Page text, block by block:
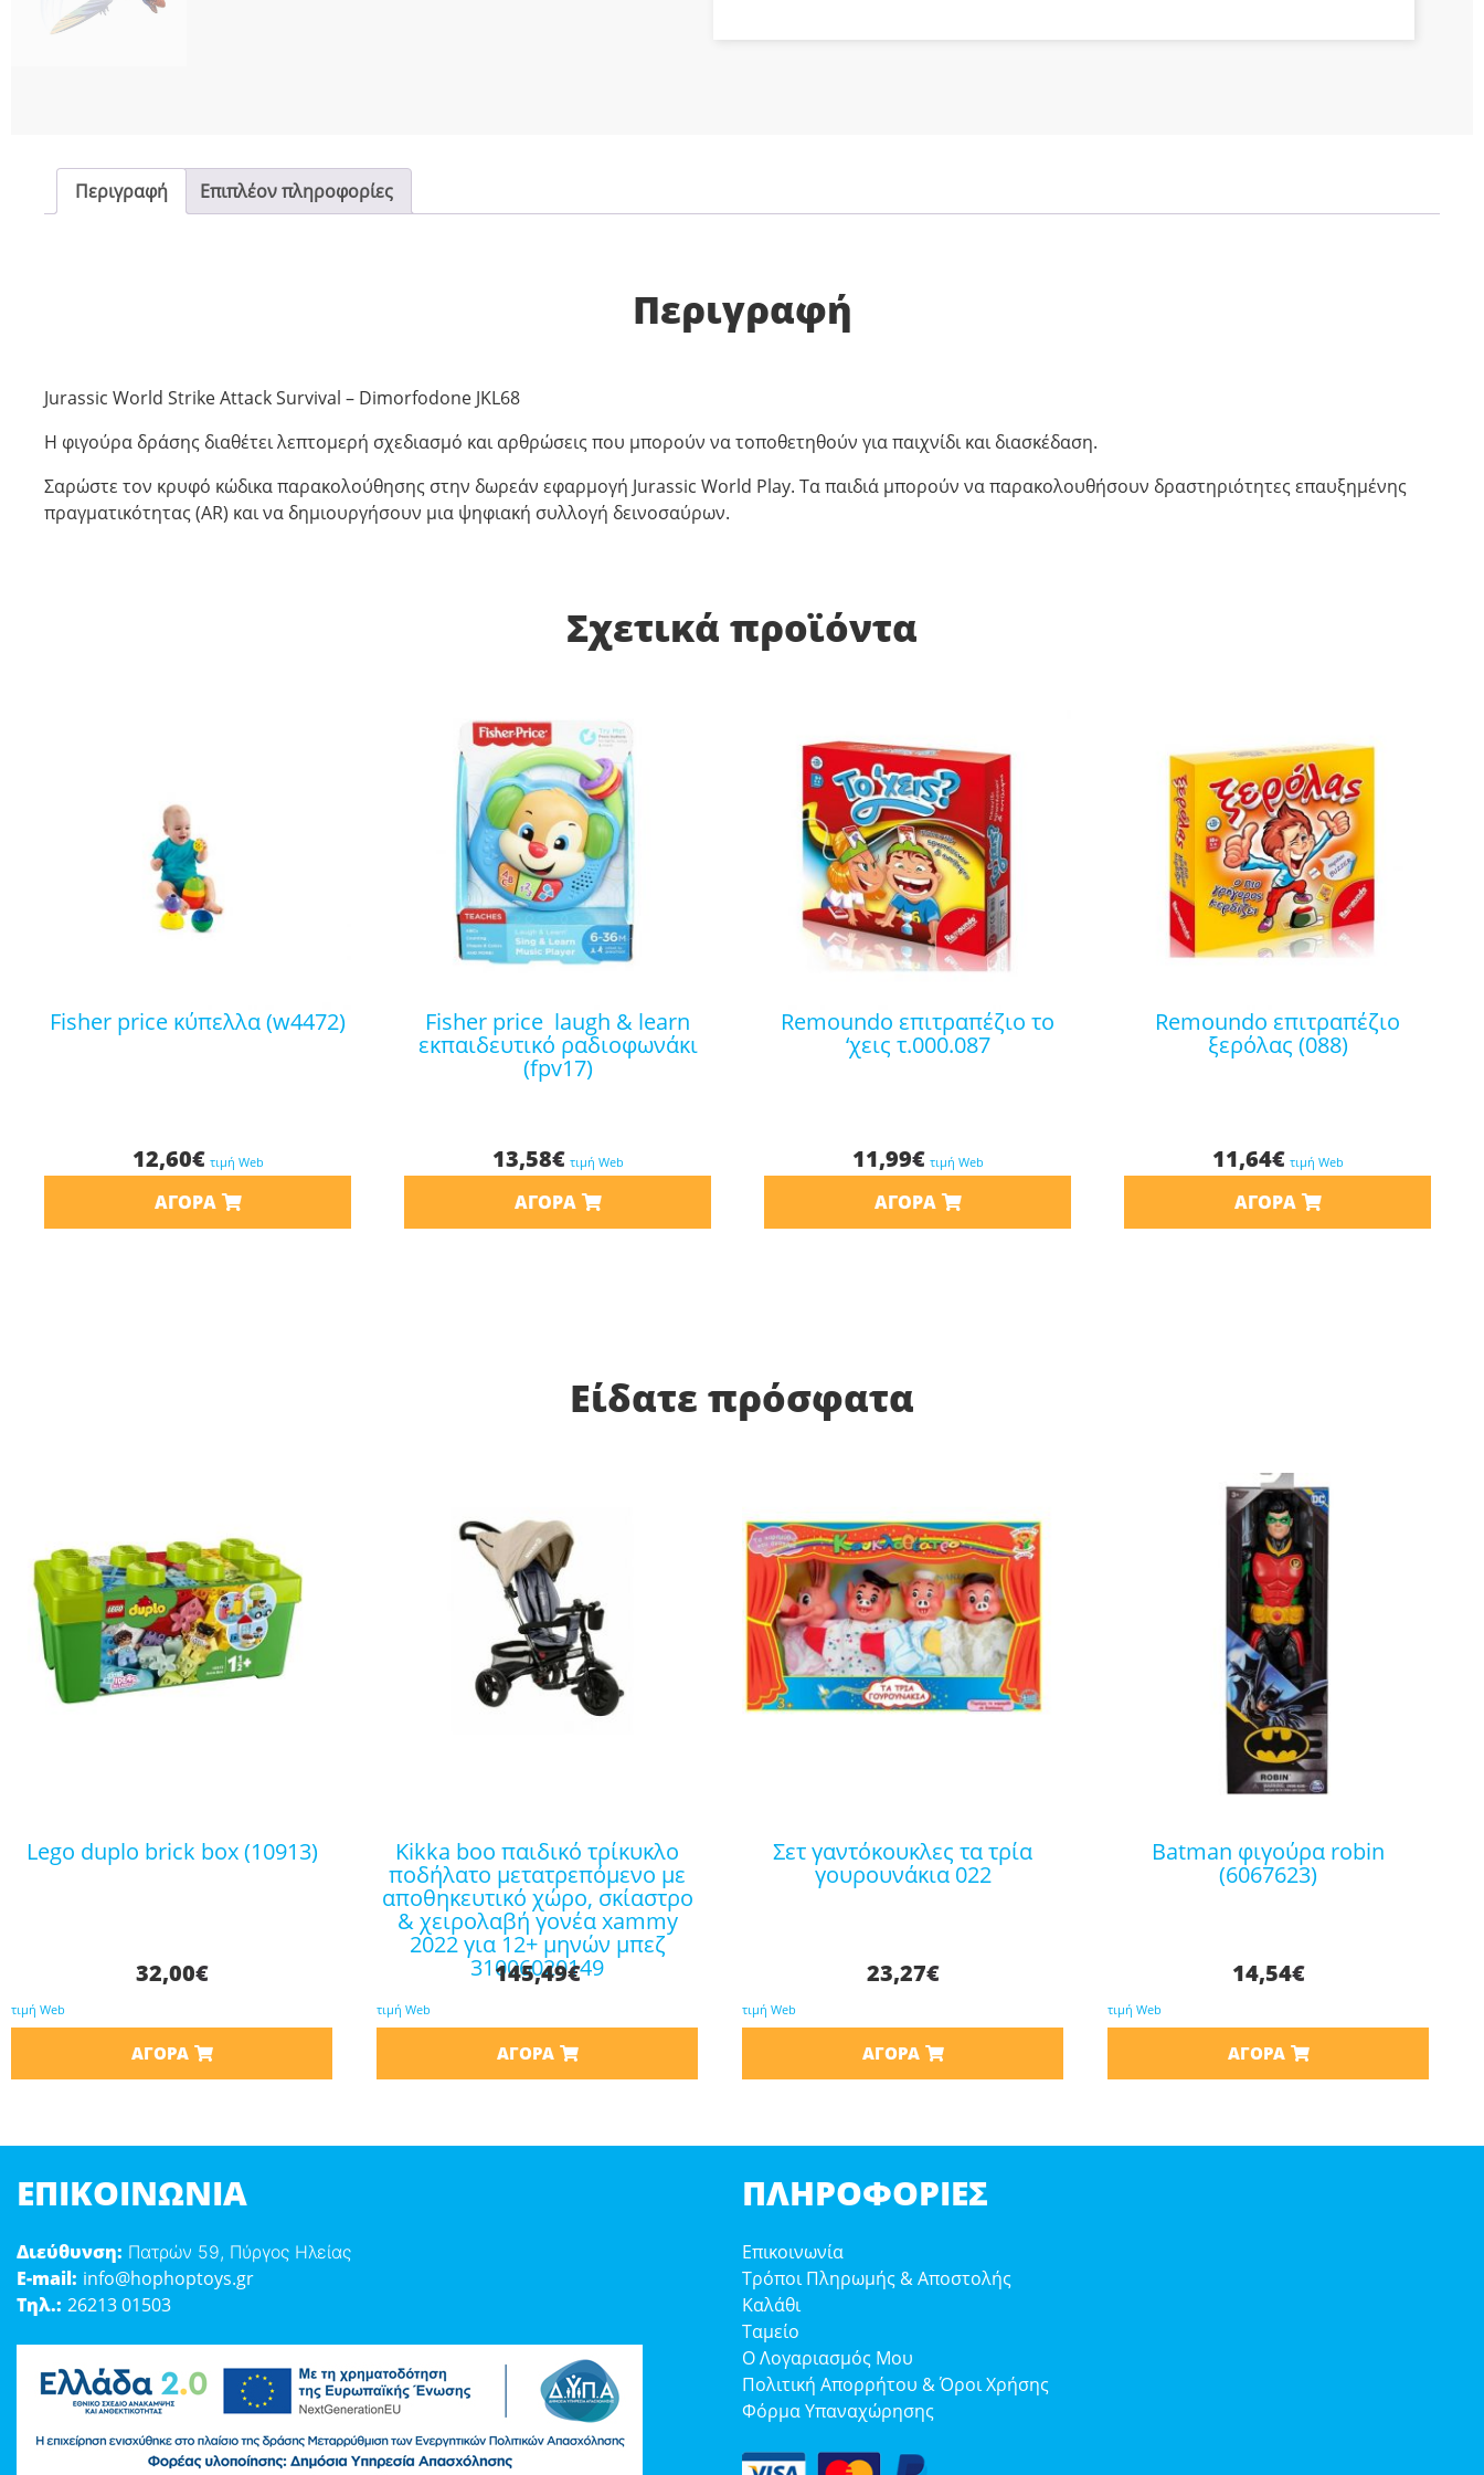
Περιγραφή Επιπλέον πληροφορίες
Περιγραφή
Jurassic World Strike Attack Survival – Dimorfodone JKL68
Η φιγούρα δράσης διαθέτει λεπτομερή σχεδιασμό και αρθρώσεις που μπορούν να τοποθετηθούν για παιχνίδι και διασκέδαση.
Σαρώστε τον κρυφό κώδικα παρακολούθησης στην δωρεάν εφαρμογή Jurassic World Play. Τα παιδιά μπορούν να παρακολουθήσουν δραστηριότητες επαυξημένης
πραγματικότητας (AR) και να δημιουργήσουν μια ψηφιακή συλλογή δεινοσαύρων.
Σχετικά προϊόντα
fisher price κύπελλα (w4472)
12,60€ τιμή Web
ΑΓΟΡΆ
fisher price laugh & learn
εκπαιδευτικό ραδιοφωνάκι
(fpv17)
13,58€ τιμή Web
ΑΓΟΡΆ
remoundo επιτραπέζιο το
‘χεις τ.000.087
11,99€ τιμή Web
ΑΓΟΡΆ
remoundo επιτραπέζιο
ξερόλας (088)
11,64€ τιμή Web
ΑΓΟΡΆ
Είδατε πρόσφατα
lego duplo brick box (10913)
32,00€
τιμή Web
ΑΓΟΡΆ
kikka boo παιδικό τρίκυκλο
ποδήλατο μετατρεπόμενο με
αποθηκευτικό χώρο, σκίαστρο
& χειρολαβή γονέα xammy
2022 για 12+ μηνών μπεζ
31006020149
145,49€
τιμή Web
ΑΓΟΡΆ
σετ γαντόκουκλες τα τρία
γουρουνάκια 022
23,27€
τιμή Web
ΑΓΟΡΆ
batman φιγούρα robin
(6067623)
14,54€
τιμή Web
ΑΓΟΡΆ
ΕΠΙΚΟΙΝΩΝΊΑ
Διεύθυνση: Πατρών 59, Πύργος Ηλείας
E-mail: info@hophoptoys.gr
Τηλ.: 26213 01503
ΠΛΗΡΟΦΟΡΊΕΣ
Επικοινωνία
Τρόποι Πληρωμής & Αποστολής
Καλάθι
Ταμείο
Ο Λογαριασμός Μου
Πολιτική Απορρήτου & Όροι Χρήσης
Φόρμα Υπαναχώρησης